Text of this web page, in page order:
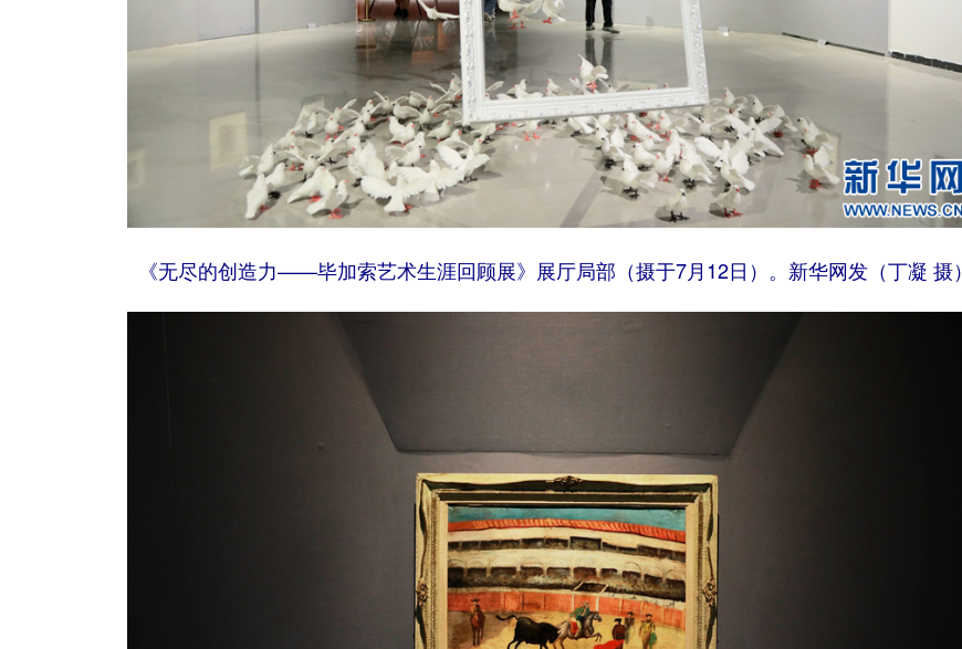
《无尽的创造力——毕加索艺术生涯回顾展》展厅局部（摄于7月12日）。新华网发（丁凝 摄）